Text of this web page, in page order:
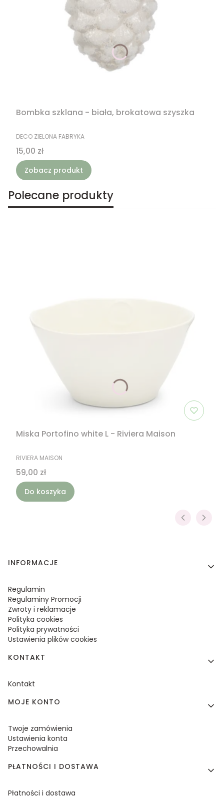
Bombka szklana - biała, brokatowa szyszka
PRODUCENT
DECO ZIELONA FABRYKA
Cena
15,00 zł
Zobacz produkt
Polecane produkty
Miska Portofino white L - Riviera Maison
PRODUCENT
RIVIERA MAISON
Cena
59,00 zł
Do koszyka
Linki w stopce
INFORMACJE
Regulamin
Regulaminy Promocji
Zwroty i reklamacje
Polityka cookies
Polityka prywatności
Ustawienia plików cookies
KONTAKT
Kontakt
MOJE KONTO
Twoje zamówienia
Ustawienia konta
Przechowalnia
PŁATNOŚCI I DOSTAWA
Płatności i dostawa